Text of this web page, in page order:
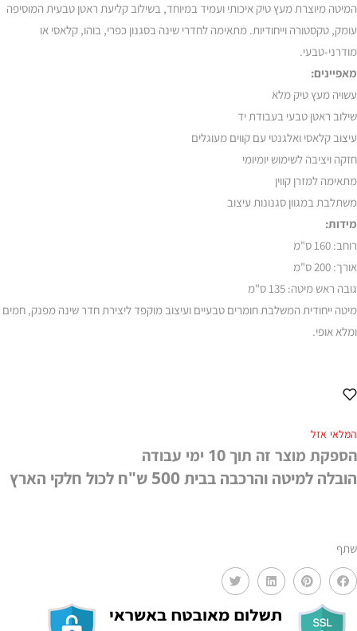
המיטה מיוצרת מעץ טיק איכותי ועמיד במיוחד, בשילוב קליעת ראטן טבעית המוסיפה
עומק, טקסטורה וייחודיות. מתאימה לחדרי שינה בסגנון כפרי, בוהו, קלאסי או
מודרני-טבעי.
מאפיינים:
עשויה מעץ טיק מלא
שילוב ראטן טבעי בעבודת יד
עיצוב קלאסי ואלגנטי עם קווים מעוגלים
חזקה ויציבה לשימוש יומיומי
מתאימה למזרן קווין
משתלבת במגוון סגנונות עיצוב
מידות:
רוחב: 160 ס"מ
אורך: 200 ס"מ
גובה ראש מיטה: 135 ס"מ
מיטה ייחודית המשלבת חומרים טבעיים ועיצוב מוקפד ליצירת חדר שינה מפנק, חמים
ומלא אופי.
המלאי אזל
הספקת מוצר זה תוך 10 ימי עבודה
הובלה למיטה והרכבה בבית 500 ש"ח לכול חלקי הארץ
שתף